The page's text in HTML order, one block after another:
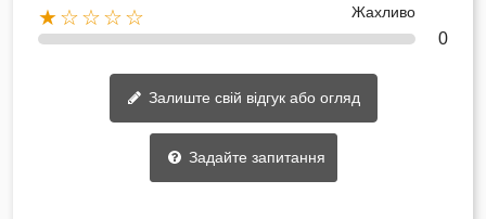
★☆☆☆☆ Жахливо
0
Залиште свій відгук або огляд
Задайте запитання